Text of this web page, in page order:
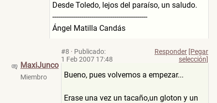
Desde Toledo, lejos del paraíso, un saludo.
-------------------------------------------------
Ángel Matilla Candás
MaxiJunco
Miembro
#8 · Publicado:
1 Feb 2007 17:48
Responder [Pegar
selección]
Bueno, pues volvemos a empezar...
Erase una vez un tacaño,un gloton y un